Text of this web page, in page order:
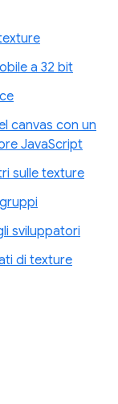
a 32 bit
canvas con un
JavaScript
sulle texture
sviluppatori
di texture